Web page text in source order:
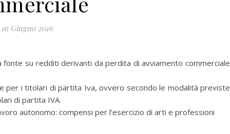
16 Giugno 2016
fonte su redditi derivanti da perdita di avviamento commerciale
per i titolari di partita Iva, ovvero secondo le modalità previste
di partita IVA.
autonomo: compensi per l’esercizio di arti e professioni